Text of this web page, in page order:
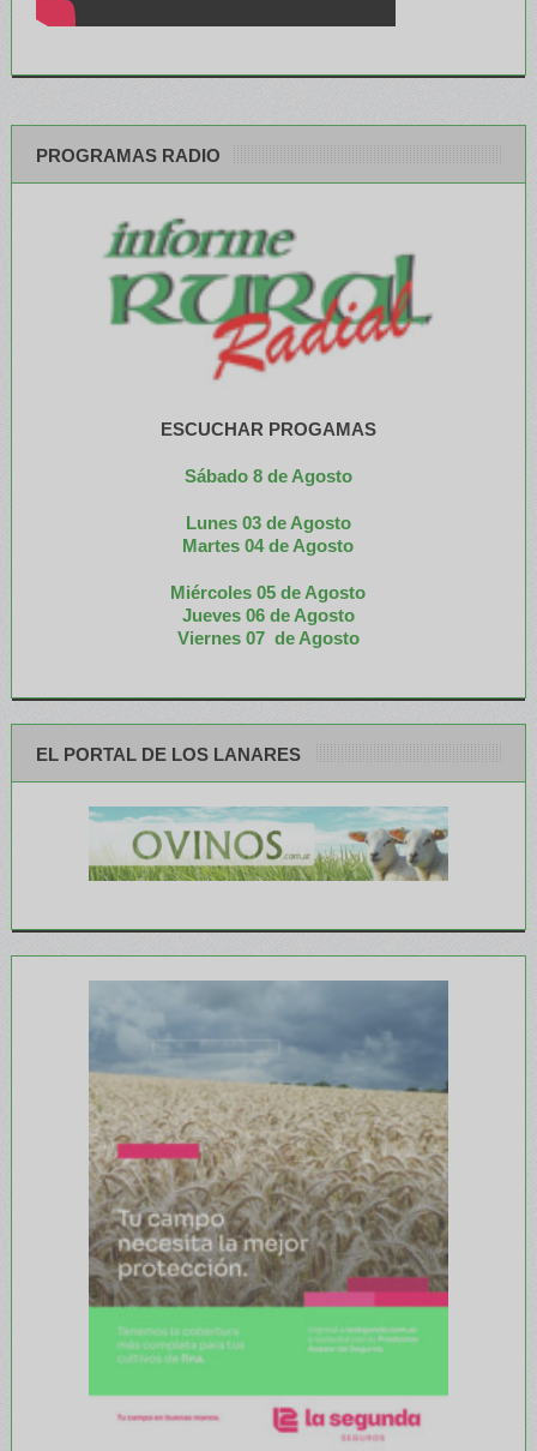
PROGRAMAS RADIO
ESCUCHAR PROGAMAS
Sábado 8 de Agosto
Lunes 03 de Agosto
Martes 04 de Agosto
Miércoles 05 de Agosto
Jueves 06 de Agosto
Viernes 07 de Agosto
EL PORTAL DE LOS LANARES